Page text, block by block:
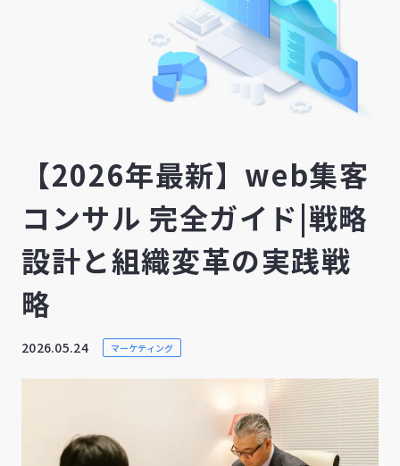
【2026年最新】web集客
コンサル 完全ガイド|戦略
設計と組織変革の実践戦
略
2026.05.24 マーケティング